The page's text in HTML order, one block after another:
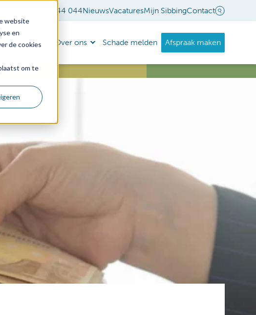
website
en
de cookies
om te
0318 - 544 044NieuwsVacaturesMijn SibbingContact
Agenda Over ons Schade melden Afspraak maken